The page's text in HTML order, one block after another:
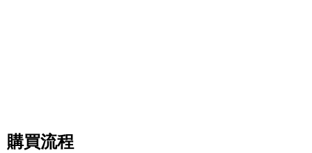
購買流程